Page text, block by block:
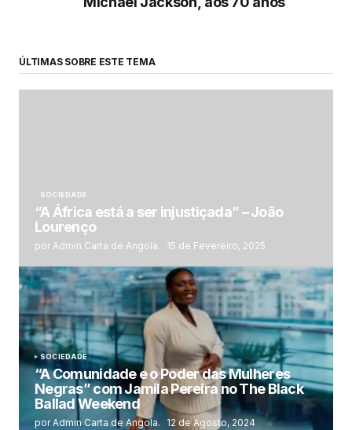
ÚLTIMAS SOBRE ESTE TEMA
SOCIEDADE
“A África está a ser injustiçada” – João
Lourenço
por Admin Carta de Angola. 15 de Fevereiro, 2025
SOCIEDADE
“A Comunidade e o Poder das Mulheres
Negras” com Jamila Pereira no The Black
Ballad Weekend
por Admin Carta de Angola. 12 de Agosto, 2024